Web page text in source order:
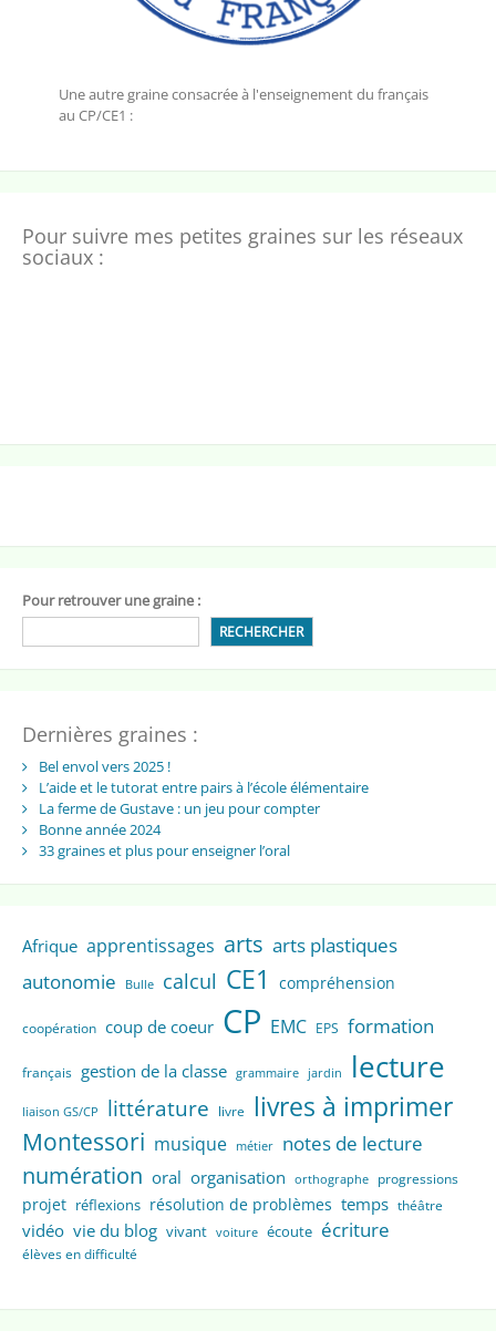
Une autre graine consacrée à l'enseignement du français
au CP/CE1 :
Pour suivre mes petites graines sur les réseaux
sociaux :
Pour retrouver une graine :
RECHERCHER
Dernières graines :
Bel envol vers 2025 !
L’aide et le tutorat entre pairs à l’école élémentaire
La ferme de Gustave : un jeu pour compter
Bonne année 2024
33 graines et plus pour enseigner l’oral
Afrique apprentissages arts arts plastiques
autonomie
Bulle calcul CE1 compréhension
coopération coup de coeur CP EMC EPS formation
français gestion de la classe grammaire jardin lecture
liaison GS/CP littérature livre livres à imprimer
Montessori musique métier notes de lecture
numération oral organisation orthographe progressions
projet réflexions résolution de problèmes temps théâtre
vidéo vie du blog vivant voiture écoute écriture
élèves en difficulté